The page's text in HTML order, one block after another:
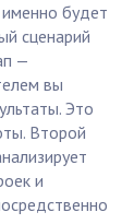
именно будет
сценарий
—
вы
Это
Второй
и